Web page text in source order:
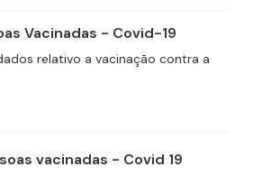
Vacinadas - Covid-19
relativo a vacinação contra a
vacinadas - Covid 19